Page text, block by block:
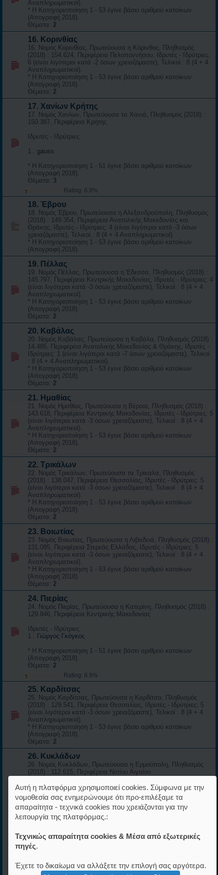
Αναπληρωματικοί).
* Η Κατηγοριοποίηση 1 - 53 έγινε βάσει αριθμού κατοίκων
(Απογραφή 2018).
Θέματα: 2
16. Κορινθίας
16. Νομός Κορινθίας, Πρωτεύουσα η Κόρινθος, Πληθυσμός
(2018) : 154.624, Περιφέρεια Πελοποννήσου, Ιδρυτές - Ιδρύτριες:
6 (είναι λιγότεροι κατά -2 όσων χρειαζόμαστε), Τελικοί : 8 (4 + 4
Αναπληρωματικοί).
* Η Κατηγοριοποίηση 1 - 53 έγινε βάσει αριθμού κατοίκων
(Απογραφή 2018).
Θέματα: 2
17. Χανίων Κρήτης
17. Νομός Χανίων, Πρωτεύουσα τα Χανιά, Πληθυσμός (2018) :
150.387, Περιφέρεια Κρήτης
Ιδρυτές - Ιδρύτριες
1.: gauss
* Η Κατηγοριοποίηση 1 - 51 έγινε βάσει αριθμού κατοίκων
(Απογραφή 2018).
Θέματα: 3
Rating: 6.9%
18. Έβρου
18. Νομός Έβρου, Πρωτεύουσα η Αλεξανδρούπολη, Πληθυσμός
(2018) : 149.354, Περιφέρεια Ανατολικής Μακεδονίας και
Θράκης, Ιδρυτές - Ιδρύτριες: 4 (είναι λιγότεροι κατά -3 όσων
χρειαζόμαστε), Τελικοί : 8 (4 + 4 Αναπληρωματικοί).
* Η Κατηγοριοποίηση 1 - 53 έγινε βάσει αριθμού κατοίκων
(Απογραφή 2018).
19. Πέλλας
19. Νομός Πέλλας, Πρωτεύουσα η Έδεσσα, Πληθυσμός (2018) :
145.797, Περιφέρεια Κεντρικής Μακεδονίας, Ιδρυτές - Ιδρύτριες: 4
(είναι λιγότεροι κατά -3 όσων χρειαζόμαστε), Τελικοί : 8 (4 + 4
Αναπληρωματικοί).
* Η Κατηγοριοποίηση 1 - 53 έγινε βάσει αριθμού κατοίκων
(Απογραφή 2018).
Θέματα: 2
20. Καβάλας
20. Νομός Καβάλας, Πρωτεύουσα η Καβάλα, Πληθυσμός (2018) :
14.485, Περιφέρεια Ανατολικής Μακεδονίας & Θράκης, Ιδρυτές -
Ιδρύτριες: 1 (είναι λιγότεροι κατά -7 όσων χρειαζόμαστε), Τελικοί
: 8 (4 + 4 Αναπληρωματικοί).
* Η Κατηγοριοποίηση 1 - 53 έγινε βάσει αριθμού κατοίκων
(Απογραφή 2018).
Θέματα: 2
21. Ημαθίας
21. Νομός Ημαθίας, Πρωτεύουσα η Βέροια, Πληθυσμός (2018) :
143.618, Περιφέρεια Κεντρικής Μακεδονίας, Ιδρυτές - Ιδρύτριες: 5
(είναι λιγότεροι κατά -3 όσων χρειαζόμαστε), Τελικοί : 8 (4 + 4
Αναπληρωματικοί).
* Η Κατηγοριοποίηση 1 - 53 έγινε βάσει αριθμού κατοίκων
(Απογραφή 2018).
Θέματα: 2
22. Τρικάλων
22. Νομός Τρικάλων, Πρωτεύουσα τα Τρίκαλα, Πληθυσμός
(2018) : 138.047, Περιφέρεια Θεσσαλίας, Ιδρυτές - Ιδρύτριες: 5
(είναι λιγότεροι κατά -3 όσων χρειαζόμαστε), Τελικοί : 8 (4 + 4
Αναπληρωματικοί).
* Η Κατηγοριοποίηση 1 - 53 έγινε βάσει αριθμού κατοίκων
(Απογραφή 2018).
Θέματα: 2
23. Βοιωτίας
23. Νομός Βοιωτίας, Πρωτεύουσα η Λιβαδειά, Πληθυσμός (2018) :
131.085, Περιφέρεια Στερεάς Ελλάδας, Ιδρυτές - Ιδρύτριες: 5
(είναι λιγότεροι κατά -3 όσων χρειαζόμαστε), Τελικοί : 8 (4 + 4
Αναπληρωματικοί).
* Η Κατηγοριοποίηση 1 - 53 έγινε βάσει αριθμού κατοίκων
(Απογραφή 2018).
Θέματα: 2
24. Πιερίας
24. Νομός Πιερίας, Πρωτεύουσα η Κατερίνη, Πληθυσμός (2018) :
129.846, Περιφέρεια Κεντρικής Μακεδονίας
Ιδρυτές - Ιδρύτριες
1.: Γιώργος Γκόγκος
* Η Κατηγοριοποίηση 1 - 51 έγινε βάσει αριθμού κατοίκων
(Απογραφή 2018).
Θέματα: 2
Rating: 6.9%
25. Καρδίτσας
25. Νομός Καρδίτσας, Πρωτεύουσα η Καρδίτσα, Πληθυσμός
(2018) : 129.541, Περιφέρεια Θεσσαλίας, Ιδρυτές - Ιδρύτριες: 5
(είναι λιγότεροι κατά -3 όσων χρειαζόμαστε), Τελικοί : 8 (4 + 4
Αναπληρωματικοί).
* Η Κατηγοριοποίηση 1 - 53 έγινε βάσει αριθμού κατοίκων
(Απογραφή 2018).
Θέματα: 2
26. Κυκλάδων
26. Νομός Κυκλάδων, Πρωτεύουσα η Ερμούπολη, Πληθυσμός
(2018) : 112.615, Περιφέρεια Νοτίου Αιγαίου
Ιδρυτές - Ιδρύτριες :
1.:Δημήτρης Μπεγλέρης
ΠΙΣΤΟΠΟΙΗΜΕΝΑ ΜΕΛΗ ΝΟΜΟΥ ΚΥΚΛΑΔΩΝ
* Η Κατηγοριοποίηση 1 - 51 έγινε βάσει αριθμού κατοίκων
(Απογραφή 2018).
Rating: 6.9%
Αυτή η πλατφόρμα χρησιμοποιεί cookies. Σύμφωνα με την
νομοθεσία σας ενημερώνουμε ότι προ-επιλέξαμε τα
απαραίτητα - τεχνικά cookies που χρειάζονται για την
λειτουργία της πλατφόρμας.:
Τεχνικώς απαραίτητα cookies & Μέσα από εξωτερικές
πηγές.
Έχετε το δικαίωμα να αλλάξετε την επιλογή σας αργότερα.